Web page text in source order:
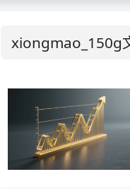
xiongmao_150g